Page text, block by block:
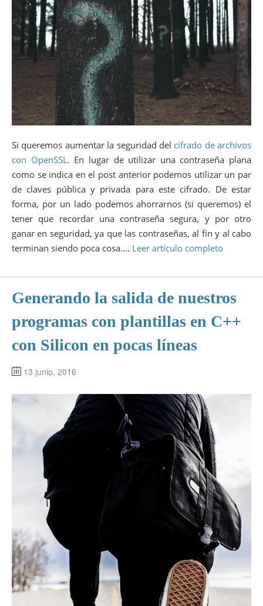
Si queremos aumentar la seguridad del cifrado de archivos
con OpenSSL. En lugar de utilizar una contraseña plana
como se indica en el post anterior podemos utilizar un par
de claves pública y privada para este cifrado. De estar
forma, por un lado podemos ahorrarnos (si queremos) el
tener que recordar una contraseña segura, y por otro
ganar en seguridad, ya que las contraseñas, al fin y al cabo
terminan siendo poca cosa.… Leer artículo completo
Generando la salida de nuestros
programas con plantillas en C++
con Silicon en pocas líneas
13 junio, 2016